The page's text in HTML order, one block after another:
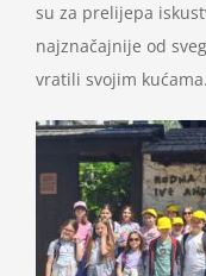
su za prelijepa
najznačajnije od
vratili svojim kućama.